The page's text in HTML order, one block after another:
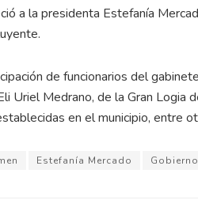
a la presidenta Estefanía
de funcionarios del
Uriel Medrano, de la Gran Logia
en el municipio, entre
Estefanía Mercado